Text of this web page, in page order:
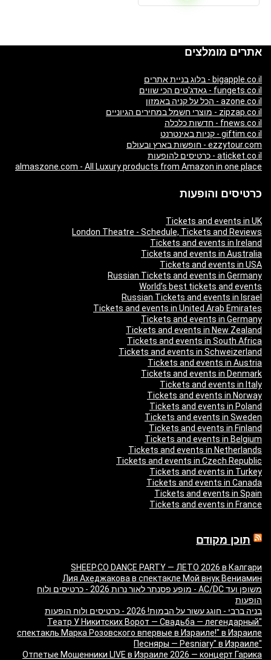
אתרים מומלצים
bigapple.co.il - בלוג בניית אתרים
fungets.co.il - גאדג'טים הכי שווים
azone.co.il - הכל על קניה באמזון
zipzap.co.il - מוצרי חשמל במחירים הגיוניים
fnews.co.il - חדשות כלכלה
giftim.co.il - קניות באינטרנט
ezzytour.com - חופשות בארץ ובעולם
aticket.co.il - כרטיסים להופעות
almaszone.com - All Luxury products from Amazon in one place
כרטיסים והופעות
Tickets and events in UK
London Theatre - Schedule, Tickets and Reviews
Tickets and events in Ireland
Tickets and events in Australia
Tickets and events in USA
Russian Tickets and events in Germany
World’s best tickets and events
Russian Tickets and events in Israel
Tickets and events in United Arab Emirates
Tickets and events in Germany
Tickets and events in New Zealand
Tickets and events in South Africa
Tickets and events in Schweizerland
Tickets and events in Austria
Tickets and events in Denmark
Tickets and events in Italy
Tickets and events in Norway
Tickets and events in Poland
Tickets and events in Sweden
Tickets and events in Finland
Tickets and events in Belgium
Tickets and events in Netherlands
Tickets and events in Czech Republic
Tickets and events in Turkey
Tickets and events in Canada
Tickets and events in Spain
Tickets and events in France
תוכן מקודם
SHEEP.CO DANCE PARTY — ЛЕТО 2026 в Калгари
Лия Ахеджакова в спектакле Мой внук Вениамин
משופן ועד AC/DC - מופע פסנתר לאור נרות 2026 - כרטיסים ולוח
הופעות
בניה ברבי - חוגג עשור על הבמות! 2026 - כרטיסים ולוח הופעות
"Театр У Никитских Ворот — Свадьба — легендарный
спектакль Марка Розовского впервые в Израиле!" в Израиле
"Песняры — Pesniary" в Израиле
Отпетые Мошенники LIVE в Израиле 2026 — концерт Гарика